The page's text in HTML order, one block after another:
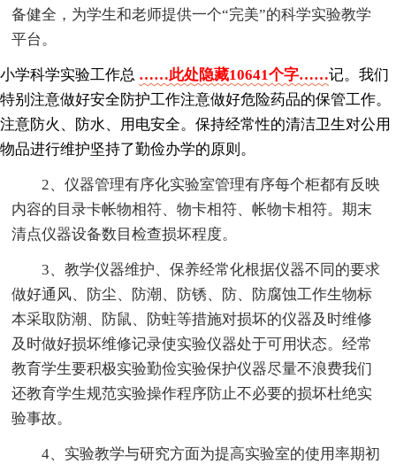
备健全，为学生和老师提供一个“完美”的科学实验教学
平台。
小学科学实验工作总 ……此处隐藏10641个字……记。我们
特别注意做好安全防护工作注意做好危险药品的保管工作。
注意防火、防水、用电安全。保持经常性的清洁卫生对公用
物品进行维护坚持了勤俭办学的原则。
2、仪器管理有序化实验室管理有序每个柜都有反映
内容的目录卡帐物相符、物卡相符、帐物卡相符。期末
清点仪器设备数目检查损坏程度。
3、教学仪器维护、保养经常化根据仪器不同的要求
做好通风、防尘、防潮、防锈、防、防腐蚀工作生物标
本采取防潮、防鼠、防蛀等措施对损坏的仪器及时维修
及时做好损坏维修记录使实验仪器处于可用状态。经常
教育学生要积极实验勤俭实验保护仪器尽量不浪费我们
还教育学生规范实验操作程序防止不必要的损坏杜绝实
验事故。
4、实验教学与研究方面为提高实验室的使用率期初